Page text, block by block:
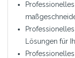
Lösungen für